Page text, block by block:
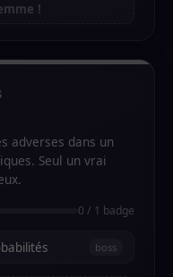
!
adverses dans un
Seul un vrai
0 / 1 badge
boss